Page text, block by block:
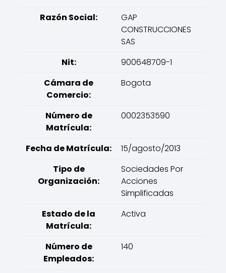
Razón Social:
GAP
CONSTRUCCIONES
SAS
Nit:
900648709-1
Cámara de
Comercio:
Bogota
Número de
Matrícula:
0002353590
Fecha de Matrícula:
15/agosto/2013
Tipo de
Organización:
Sociedades Por
Acciones
Simplificadas
Estado de la
Matrícula:
Activa
Número de
Empleados:
140